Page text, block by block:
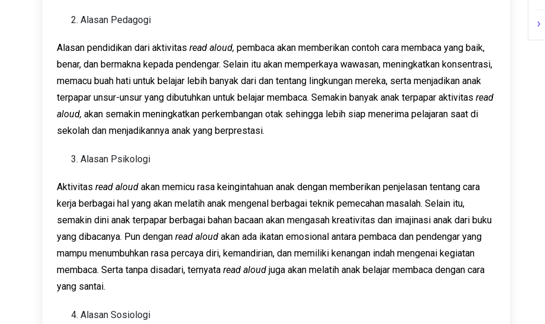
Alasan Pedagogi
Alasan pendidikan dari aktivitas read aloud, pembaca akan memberikan contoh cara membaca yang baik,
benar, dan bermakna kepada pendengar. Selain itu akan memperkaya wawasan, meningkatkan konsentrasi,
memacu buah hati untuk belajar lebih banyak dari dan tentang lingkungan mereka, serta menjadikan anak
terpapar unsur-unsur yang dibutuhkan untuk belajar membaca. Semakin banyak anak terpapar aktivitas read
aloud, akan semakin meningkatkan perkembangan otak sehingga lebih siap menerima pelajaran saat di
sekolah dan menjadikannya anak yang berprestasi.
Alasan Psikologi
Aktivitas read aloud akan memicu rasa keingintahuan anak dengan memberikan penjelasan tentang cara
kerja berbagai hal yang akan melatih anak mengenal berbagai teknik pemecahan masalah. Selain itu,
semakin dini anak terpapar berbagai bahan bacaan akan mengasah kreativitas dan imajinasi anak dari buku
yang dibacanya. Pun dengan read aloud akan ada ikatan emosional antara pembaca dan pendengar yang
mampu menumbuhkan rasa percaya diri, kemandirian, dan memiliki kenangan indah mengenai kegiatan
membaca. Serta tanpa disadari, ternyata read aloud juga akan melatih anak belajar membaca dengan cara
yang santai.
Alasan Sosiologi